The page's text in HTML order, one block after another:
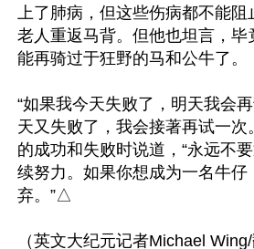
上了肺病，但这些伤病都不能阻
老人重返马背。但他也坦言，毕
能再骑过于狂野的马和公牛了。
“如果我今天失败了，明天我会
天又失败了，我会接著再试一次
的成功和失败时说道，“永远不
续努力。如果你想成为一名牛仔
弃。”△